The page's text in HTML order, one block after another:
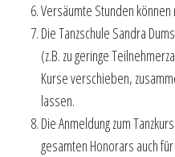
Versäumte Stunden
Die Tanzschule Sandra
(z.B. zu geringe
Kurse verschieben,
lassen.
Die Anmeldung zum
gesamten Honorars auch